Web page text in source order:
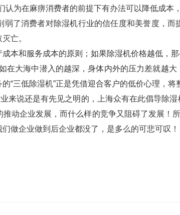
为在麻痹消费者的前提下有办法可以降低成本
了消费者对除湿机行业的信任度和美誉度，
亡。
本和服务成本的原则；如果除湿机价格越低，
在大海中潜入的越深，身体内外的压力差就越
“三低除湿机”正是凭借迎合客户的低价心理，将
来说还是有先见之明的，
上海众有在此倡导除湿
动企业发展，而什么样的竞争又阻碍了发展！
做企业做到后企业都没了，是多么的可悲可叹！